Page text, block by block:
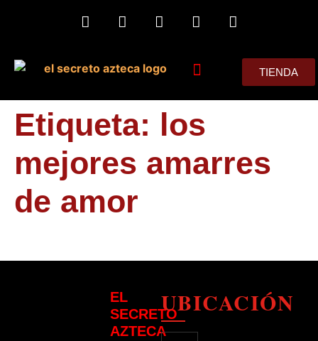
TIENDA
Etiqueta: los
mejores amarres
de amor
EL
SECRETO
AZTECA
UBICACIÓN